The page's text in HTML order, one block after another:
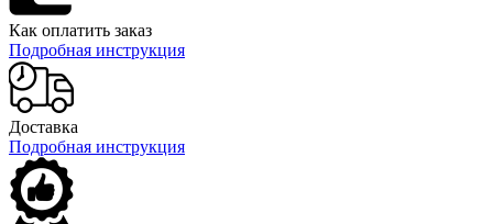
Как оплатить заказ
Подробная инструкция
Доставка
Подробная инструкция